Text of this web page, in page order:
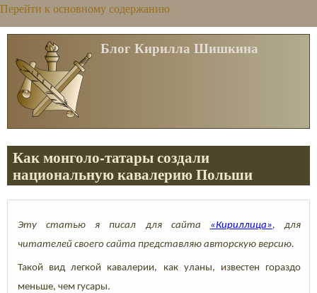
Перейти к основному содержанию
Блог Кирилла Шишкина
Как монголо-татары создали
национальную кавалерию Польши
Эту статью я писал для сайта «Кириллица», для
читателей своего сайта представляю авторскую версию.
Такой вид легкой кавалерии, как уланы, известен гораздо
меньше, чем гусары.